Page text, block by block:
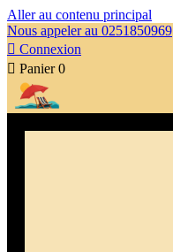
Aller au contenu principal
Nous appeler au 0251850969
 Connexion
 Panier 0